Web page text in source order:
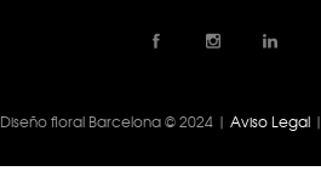
floral Barcelona © 2024 | Aviso Legal|